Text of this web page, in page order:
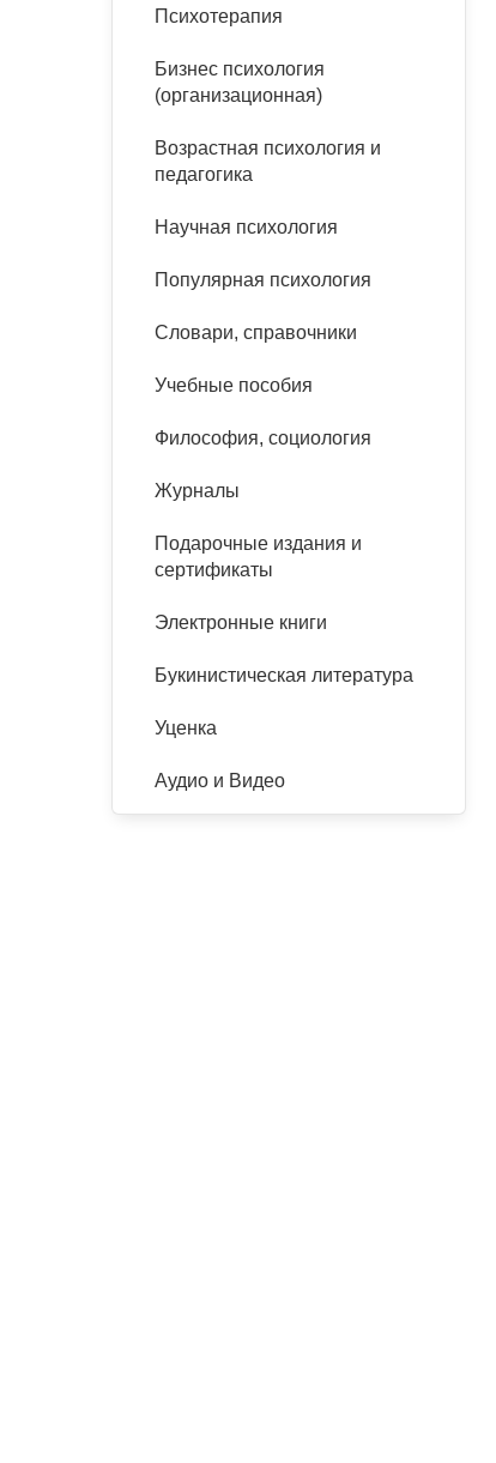
панические атаки
Психодрама
Сказкотерапия
психотерапии
Классический, эриксоновский
эргономика
Социальная психология
Психология развития
организационная психология
психоанализ
Психотерапия
Бизнес психология
(организационная)
Возрастная психология и
педагогика
Научная психология
Популярная психология
Словари, справочники
Учебные пособия
Философия, социология
Журналы
Подарочные издания и
сертификаты
Электронные книги
Букинистическая литература
Уценка
Аудио и Видео